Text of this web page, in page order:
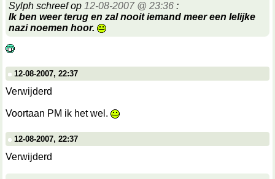
Sylph schreef op 12-08-2007 @ 23:36 :
Ik ben weer terug en zal nooit iemand meer een lelijke
nazi noemen hoor.
12-08-2007, 22:37
Verwijderd
Voortaan PM ik het wel.
12-08-2007, 22:37
Verwijderd